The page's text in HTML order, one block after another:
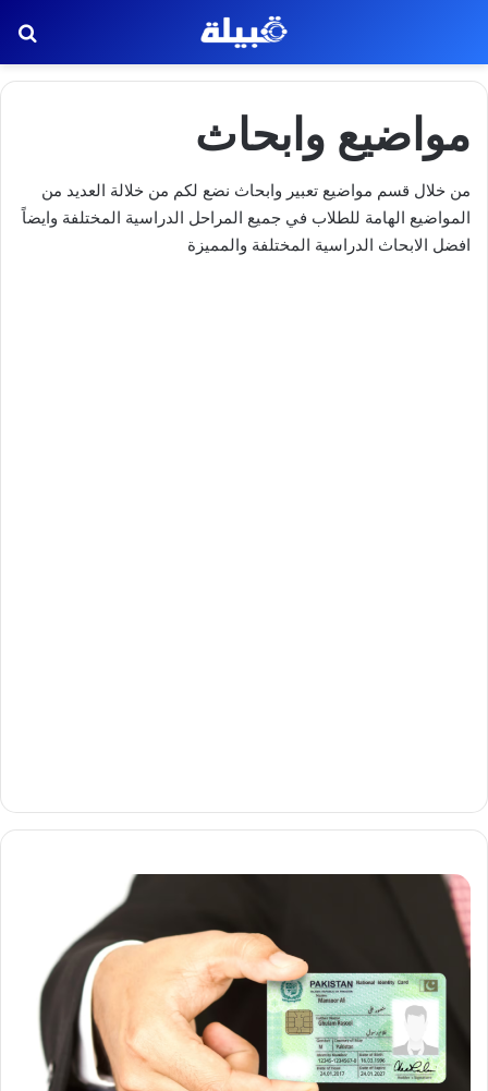
مواضيع وابحاث
من خلال قسم مواضيع تعبير وابحاث نضع لكم من خلالة العديد من
المواضيع الهامة للطلاب في جميع المراحل الدراسية المختلفة وايضاً
افضل الابحاث الدراسية المختلفة والمميزة